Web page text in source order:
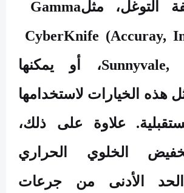
التوغل، مثلGamma
CyberKnife (Accuray,
Sunnyvale,، أو يمكنها
هذه الخيارات لاستخدامها
علاوة على ذلك،
الخلوي الحراري
الحد الأدنى من جرعات